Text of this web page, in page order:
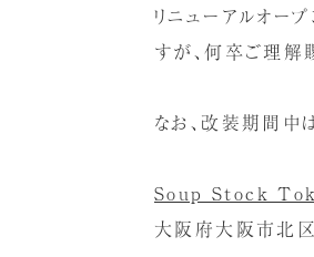
リニューアルオー
すが、何卒ご理解
なお、改装期間中
Soup Stock
大阪府大阪市北